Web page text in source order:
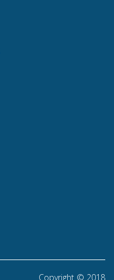
Copyright © 2018